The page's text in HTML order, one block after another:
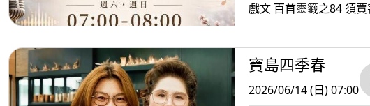
戲文 百首靈籤之84 須
處不相逢
寶島四季春
2026/06/14 (日) 07:00